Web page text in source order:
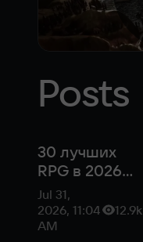
Posts
30 лучших
RPG в 2026
году
Jul 31,
2026, 11:04
AM
12.9k